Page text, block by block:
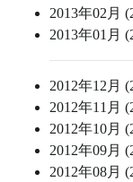
2013年02月
2013年01月
2012年12月
2012年11月
2012年10月
2012年09月
2012年08月